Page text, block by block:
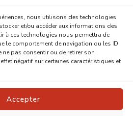
nous utilisons des technologies
et/ou accéder aux informations des
à ces technologies nous permettra de
le comportement de navigation ou les ID
ne pas consentir ou de retirer son
négatif sur certaines caractéristiques et
Accepter